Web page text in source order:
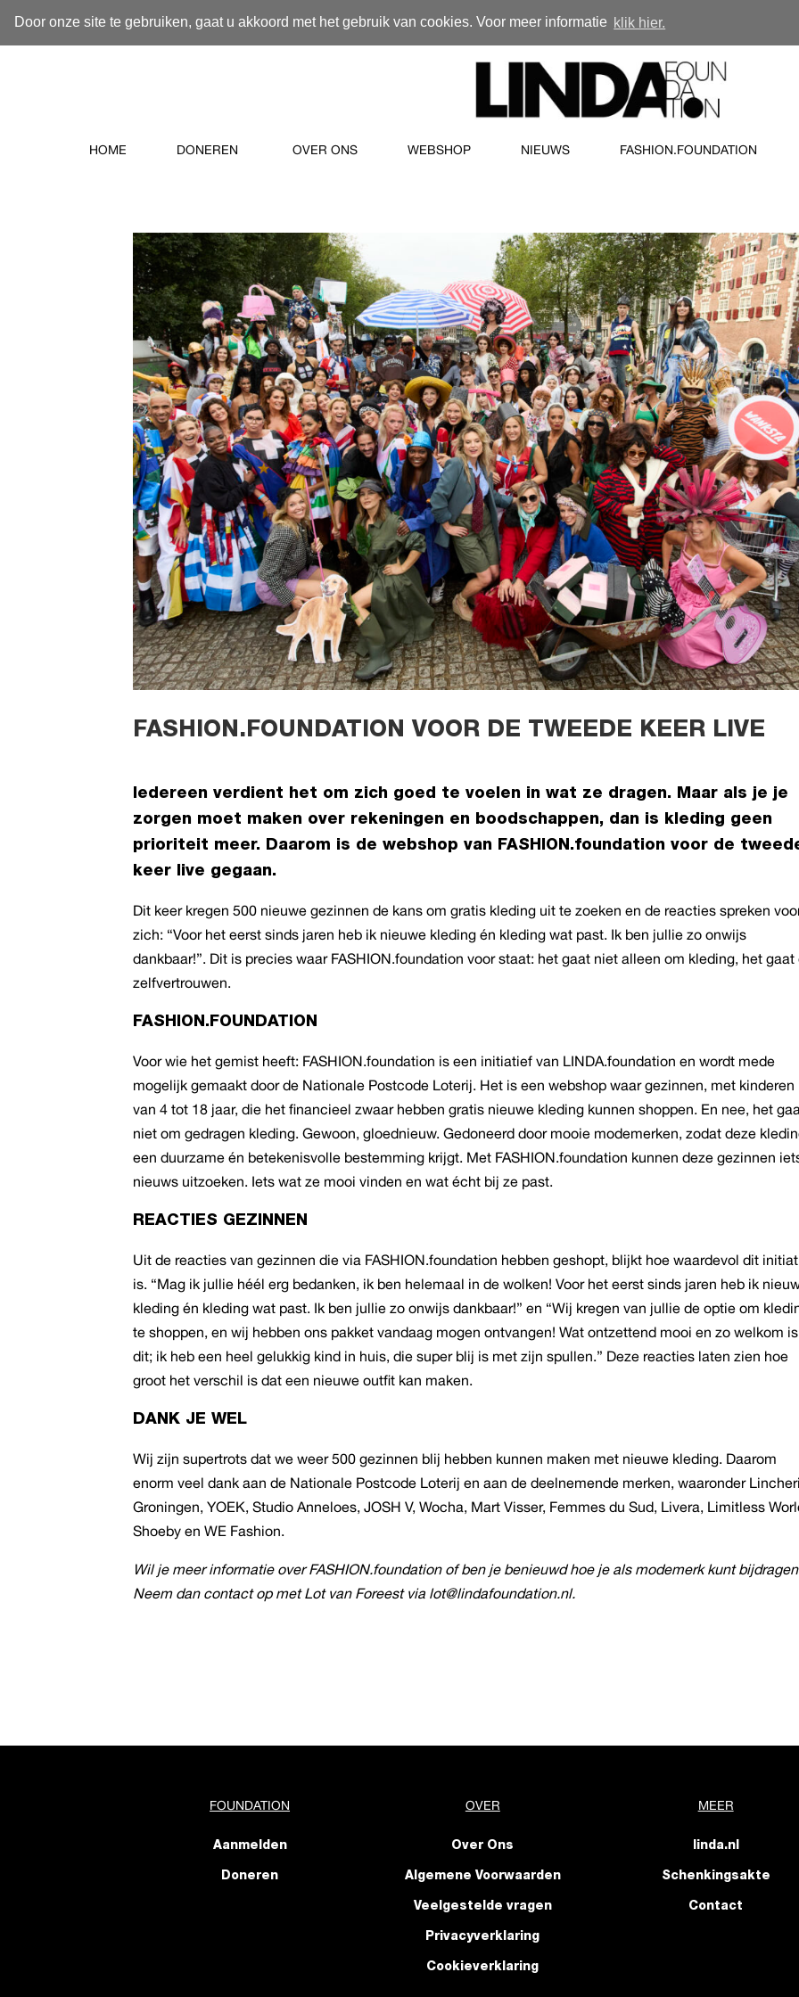
Door onze site te gebruiken, gaat u akkoord met het gebruik van cookies. Voor meer informatie klik hier.
HOME DONEREN OVER ONS WEBSHOP NIEUWS FASHION.FOUNDATION
FASHION.FOUNDATION VOOR DE TWEEDE KEER LIVE
Iedereen verdient het om zich goed te voelen in wat ze dragen. Maar als je je
zorgen moet maken over rekeningen en boodschappen, dan is kleding geen
prioriteit meer. Daarom is de webshop van FASHION.foundation voor de
keer live gegaan.
Dit keer kregen 500 nieuwe gezinnen de kans om gratis kleding uit te zoeken en de reacties spreken
zich: “Voor het eerst sinds jaren heb ik nieuwe kleding én kleding wat past. Ik ben jullie zo onwijs
dankbaar!”. Dit is precies waar FASHION.foundation voor staat: het gaat niet alleen om kleding, het gaat
zelfvertrouwen.
FASHION.FOUNDATION
Voor wie het gemist heeft: FASHION.foundation is een initiatief van LINDA.foundation en wordt mede
mogelijk gemaakt door de Nationale Postcode Loterij. Het is een webshop waar gezinnen, met kinderen
van 4 tot 18 jaar, die het financieel zwaar hebben gratis nieuwe kleding kunnen shoppen. En nee, het
niet om gedragen kleding. Gewoon, gloednieuw. Gedoneerd door mooie modemerken, zodat deze
een duurzame én betekenisvolle bestemming krijgt. Met FASHION.foundation kunnen deze gezinnen
nieuws uitzoeken. Iets wat ze mooi vinden en wat écht bij ze past.
REACTIES GEZINNEN
Uit de reacties van gezinnen die via FASHION.foundation hebben geshopt, blijkt hoe waardevol dit
is. “Mag ik jullie héél erg bedanken, ik ben helemaal in de wolken! Voor het eerst sinds jaren heb ik
kleding én kleding wat past. Ik ben jullie zo onwijs dankbaar!” en “Wij kregen van jullie de optie om
te shoppen, en wij hebben ons pakket vandaag mogen ontvangen! Wat ontzettend mooi en zo welkom is
dit; ik heb een heel gelukkig kind in huis, die super blij is met zijn spullen.” Deze reacties laten zien hoe
groot het verschil is dat een nieuwe outfit kan maken.
DANK JE WEL
Wij zijn supertrots dat we weer 500 gezinnen blij hebben kunnen maken met nieuwe kleding. Daarom
enorm veel dank aan de Nationale Postcode Loterij en aan de deelnemende merken, waaronder
Groningen, YOEK, Studio Anneloes, JOSH V, Wocha, Mart Visser, Femmes du Sud, Livera, Limitless
Shoeby en WE Fashion.
Wil je meer informatie over FASHION.foundation of ben je benieuwd hoe je als modemerk kunt
Neem dan contact op met Lot van Foreest via lot@lindafoundation.nl.
FOUNDATION
Aanmelden
Doneren
OVER
Over Ons
Algemene Voorwaarden
Veelgestelde vragen
Privacyverklaring
Cookieverklaring
MEER
linda.nl
Schenkingsakte
Contact